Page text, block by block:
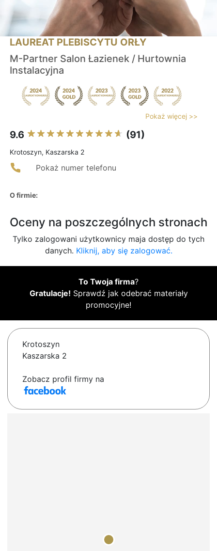
LAUREAT PLEBISCYTU ORŁY
M-Partner Salon Łazienek / Hurtownia
Instalacyjna
Pokaż więcej >>
9.6 (91)
Krotoszyn, Kaszarska 2
Pokaż numer telefonu
O firmie:
Oceny na poszczególnych stronach
Tylko zalogowani użytkownicy maja dostęp do tych
danych. Kliknij, aby się zalogować.
To Twoja firma?
Gratulacje! Sprawdź jak odebrać materiały
promocyjne!
Krotoszyn
Kaszarska 2
Zobacz profil firmy na